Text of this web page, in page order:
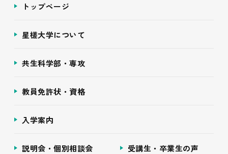
トップページ
星槎大学について
共生科学部・専攻
教員免許状・資格
入学案内
説明会・個別相談会 受講生・卒業生の声